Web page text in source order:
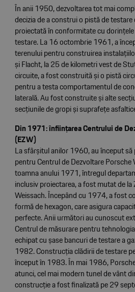
În anii 1950, dezvoltarea tot mai
decizia de a construi o pistă de
proiectată în conformitate cu
testare. La 16 octombrie 1961, a
terenului pentru construirea
și Flacht, la 25 de kilometri vest de
circuite, a fost construită și o pistă
pentru a testa comportamentul de
laterală. Au fost construite și alte
secțiunile de gropi și suprafețe
Din 1971: înființarea Centrului de
(EZW)
La sfârșitul anilor 1960, au început
pentru Centrul de Dezvoltare Porsche
toamna anului 1971, întregul
inclusiv proiectarea, a fost mutat de la
Weissach. Începând cu 1974, a fost
formă de hexagon, care asigura
perfecte. Anii următori au cunoscut
Centrul de măsurare pentru
echipat cu șase bancuri de testare a
1982. Construcția clădirii de testare
început în 1983. În mai 1986,
atunci, cel mai modern tunel de vânt
construcție a fost finalizată pe 29